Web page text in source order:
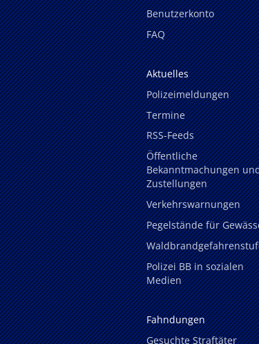
Benutzerkonto
FAQ
Aktuelles
Polizeimeldungen
Termine
RSS-Feeds
Öffentliche
Bekanntmachungen
Zustellungen
Verkehrswarnungen
Pegelstände für
Polizei BB in sozialen
Medien
Fahndungen
Gesuchte Straftäter